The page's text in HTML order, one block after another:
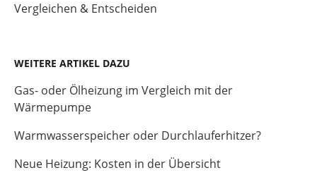
Vergleichen & Entscheiden
WEITERE ARTIKEL DAZU
Gas- oder Ölheizung im Vergleich mit der
Wärmepumpe
Warmwasserspeicher oder Durchlauferhitzer?
Neue Heizung: Kosten in der Übersicht